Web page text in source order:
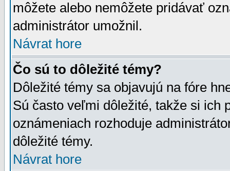
môžete alebo nemôžete pridávať
administrátor umožnil.
Návrat hore
Čo sú to dôležité témy?
Dôležité témy sa objavujú na fóre
Sú často veľmi dôležité, takže si ich
oznámeniach rozhoduje
dôležité témy.
Návrat hore